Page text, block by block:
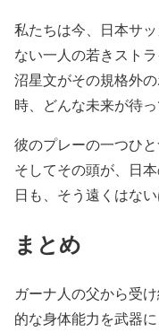
私たちは今、日本サ
ない一人の若きスト
沼星文がその規格外
時、どんな未来が待っ
彼のプレーの一つひ
そしてその頭が、日
日も、そう遠くはない
まとめ
ガーナ人の父から受
的な身体能力を武器